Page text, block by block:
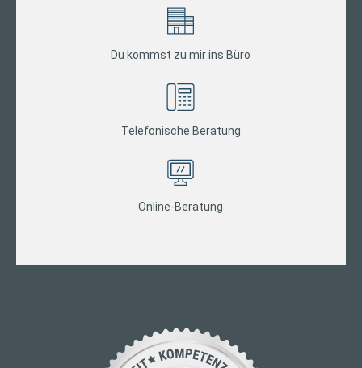
Du kommst zu mir ins Büro
Telefonische Beratung
Online-Beratung